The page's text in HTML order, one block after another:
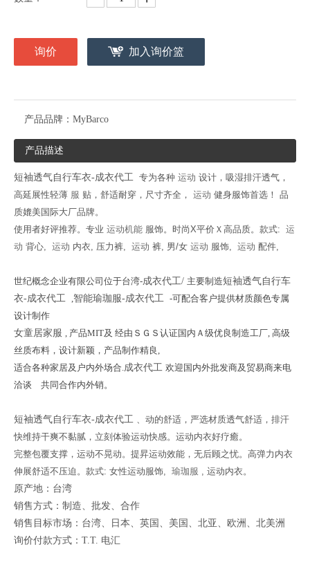
询价 加入询价篮
产品品牌： MyBarco
产品描述
短袖透气自行车衣-成衣代工 专为各种 运动 设计，吸湿排汗透气，
高延展性轻薄 服 贴，舒适耐穿，尺寸齐全， 运动 健身服饰首选！ 品
质媲美国际大厂品牌。
使用者好评推荐。专业 运动机能 服饰。时尚X平价Ｘ高品质。款式: 运
动 背心, 运动 内衣, 压力裤, 运动 裤, 男/女 运动 服饰, 运动 配件,
世纪概念企业有限公司位于台湾-成衣代工/ 主要制造短袖透气自行车
衣-成衣代工 ,智能瑜珈服-成衣代工 -可配合客户提供材质颜色专属
设计制作
女童居家服 , 产品MIT及 经由ＳＧＳ认证国内Ａ级优良制造工厂, 高级
丝质布料，设计新颖，产品制作精良,
适合各种家居及户内外场合.成衣代工 欢迎国内外批发商及贸易商来电
洽谈 共同合作内外销。
短袖透气自行车衣-成衣代工 、动的舒适，严选材质透气舒适，排汗
快维持干爽不黏腻，立刻体验运动快感。运动内衣好疗癒。
完整包覆支撑，运动不晃动。提昇运动效能，无后顾之忧。高弹力内衣
伸展舒适不压迫。款式: 女性运动服饰, 瑜珈服 , 运动内衣。
原产地：台湾
销售方式：制造、批发、合作
销售目标市场：台湾、日本、英国、美国、北亚、欧洲、北美洲
询价付款方式：T.T. 电汇